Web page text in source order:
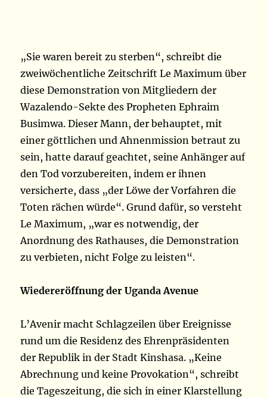
„Sie waren bereit zu sterben“, schreibt die
zweiwöchentliche Zeitschrift Le Maximum über
diese Demonstration von Mitgliedern der
Wazalendo-Sekte des Propheten Ephraim
Busimwa. Dieser Mann, der behauptet, mit
einer göttlichen und Ahnenmission betraut zu
sein, hatte darauf geachtet, seine Anhänger auf
den Tod vorzubereiten, indem er ihnen
versicherte, dass „der Löwe der Vorfahren die
Toten rächen würde“. Grund dafür, so versteht
Le Maximum, „war es notwendig, der
Anordnung des Rathauses, die Demonstration
zu verbieten, nicht Folge zu leisten“.
Wiedereröffnung der Uganda Avenue
L’Avenir macht Schlagzeilen über Ereignisse
rund um die Residenz des Ehrenpräsidenten
der Republik in der Stadt Kinshasa. „Keine
Abrechnung und keine Provokation“, schreibt
die Tageszeitung, die sich in einer Klarstellung